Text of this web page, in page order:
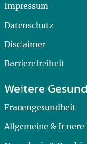
Impressum
Datenschutz
Disclaimer
Barrierefreiheit
Weitere
Frauengesundheit
Allgemeine & Innere